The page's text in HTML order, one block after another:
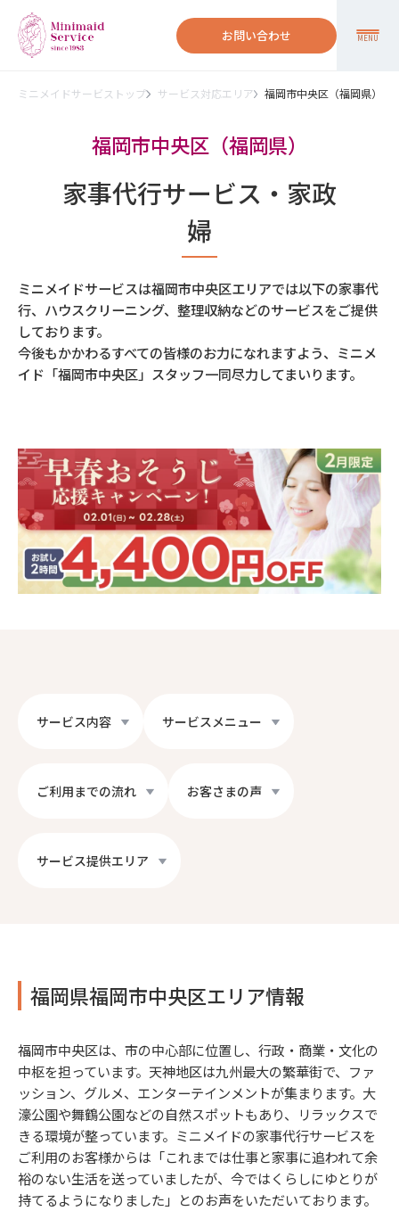
お問い合わせ MENU
ミニメイドサービストップ サービス対応エリア 福岡市中央区（福岡県）
福岡市中央区（福岡県）
家事代行サービス・家政
婦
ミニメイドサービスは福岡市中央区エリアでは以下の家事代
行、ハウスクリーニング、整理収納などのサービスをご提供
しております。
今後もかかわるすべての皆様のお力になれますよう、ミニメ
イド「福岡市中央区」スタッフ一同尽力してまいります。
サービス内容 サービスメニュー
ご利用までの流れ お客さまの声
サービス提供エリア
福岡県福岡市中央区エリア情報
福岡市中央区は、市の中心部に位置し、行政・商業・文化の
中枢を担っています。天神地区は九州最大の繁華街で、ファ
ッション、グルメ、エンターテインメントが集まります。大
濠公園や舞鶴公園などの自然スポットもあり、リラックスで
きる環境が整っています。ミニメイドの家事代行サービスを
ご利用のお客様からは「これまでは仕事と家事に追われて余
裕のない生活を送っていましたが、今ではくらしにゆとりが
持てるようになりました」とのお声をいただいております。